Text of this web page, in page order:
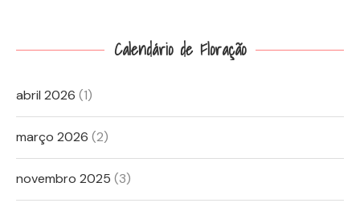
Calendário de Floração
abril 2026 (1)
março 2026 (2)
novembro 2025 (3)